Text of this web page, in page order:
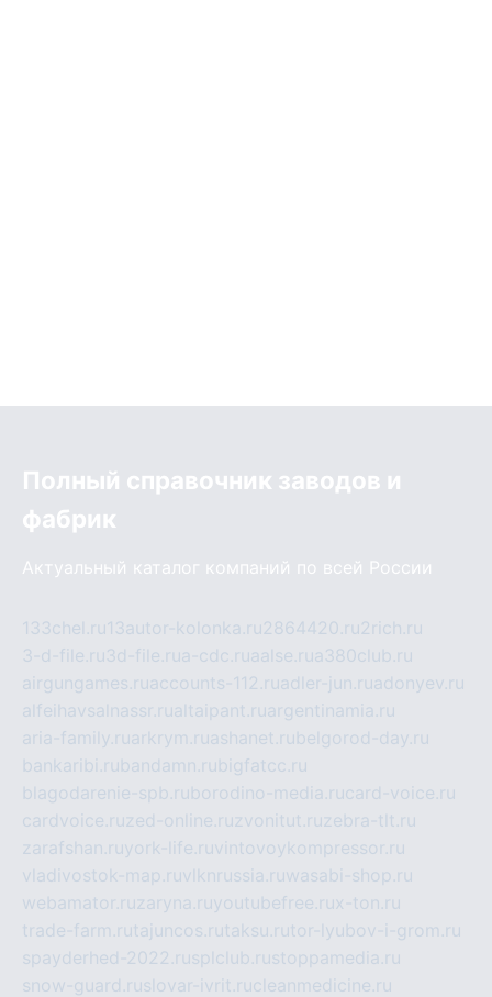
Полный справочник заводов и
фабрик
Актуальный каталог компаний по всей России
133chel.ru13autor-kolonka.ru2864420.ru2rich.ru
3-d-file.ru3d-file.rua-cdc.ruaalse.rua380club.ru
airgungames.ruaccounts-112.ruadler-jun.ruadonyev.ru
alfeihavsalnassr.rualtaipant.ruargentinamia.ru
aria-family.ruarkrym.ruashanet.rubelgorod-day.ru
bankaribi.rubandamn.rubigfatcc.ru
blagodarenie-spb.ruborodino-media.rucard-voice.ru
cardvoice.ruzed-online.ruzvonitut.ruzebra-tlt.ru
zarafshan.ruyork-life.ruvintovoykompressor.ru
vladivostok-map.ruvlknrussia.ruwasabi-shop.ru
webamator.ruzaryna.ruyoutubefree.rux-ton.ru
trade-farm.rutajuncos.rutaksu.rutor-lyubov-i-grom.ru
spayderhed-2022.rusplclub.rustoppamedia.ru
snow-guard.ruslovar-ivrit.rucleanmedicine.ru